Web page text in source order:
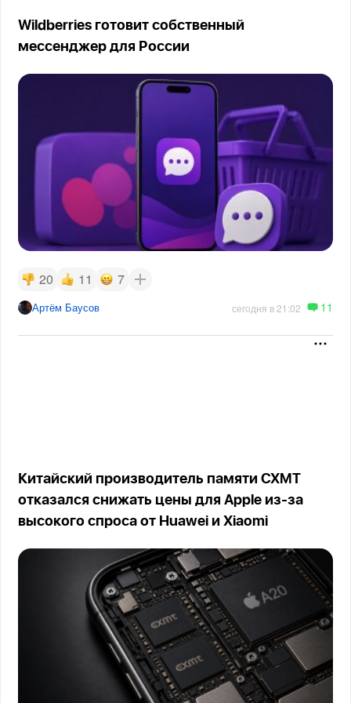
Wildberries готовит собственный
мессенджер для России
20 11 7
Артём Баусов сегодня в 21:02 11
Китайский производитель памяти CXMT
отказался снижать цены для Apple из-за
высокого спроса от Huawei и Xiaomi